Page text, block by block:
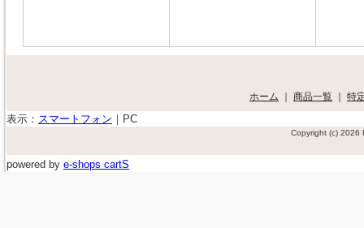
ホーム ｜ 商品一覧 ｜ 特
表示： スマートフォン ｜ PC
Copyright (c) 2026
powered by e-shops cartS